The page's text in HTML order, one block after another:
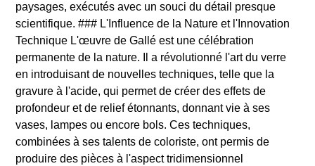
paysages, exécutés avec un souci du détail presque
scientifique. ### L'Influence de la Nature et l'Innovation
Technique L'œuvre de Gallé est une célébration
permanente de la nature. Il a révolutionné l'art du verre
en introduisant de nouvelles techniques, telle que la
gravure à l'acide, qui permet de créer des effets de
profondeur et de relief étonnants, donnant vie à ses
vases, lampes ou encore bols. Ces techniques,
combinées à ses talents de coloriste, ont permis de
produire des pièces à l'aspect tridimensionnel